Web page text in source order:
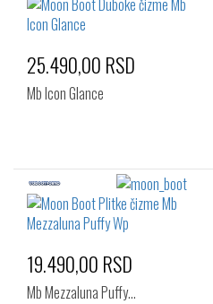
25.490,00 RSD
Mb Icon Glance
19.490,00 RSD
Mb Mezzaluna Puffy…